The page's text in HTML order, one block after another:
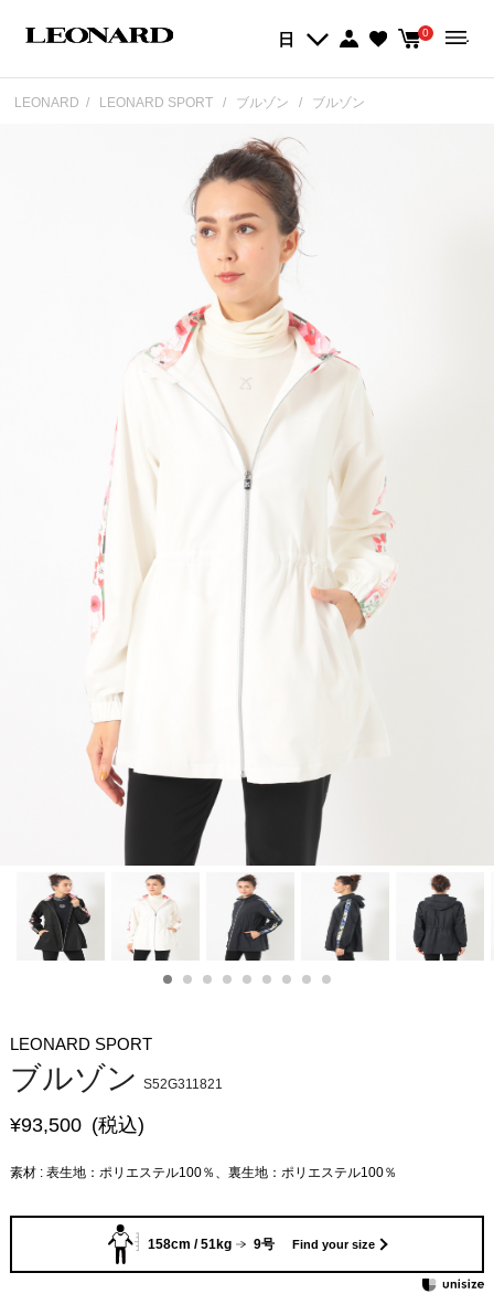
日 0
LEONARD LEONARD SPORT ブルゾン ブルゾン
LEONARD SPORT
ブルゾン S52G311821
¥93,500 (税込)
素材 : 表生地：ポリエステル100％、裏生地：ポリエステル100％
158cm / 51kg 9号 Find your size